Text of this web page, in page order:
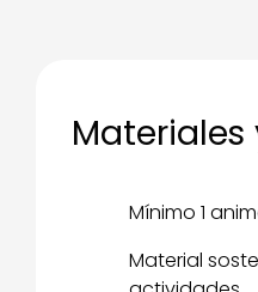
Materiales
Mínimo 1
Material